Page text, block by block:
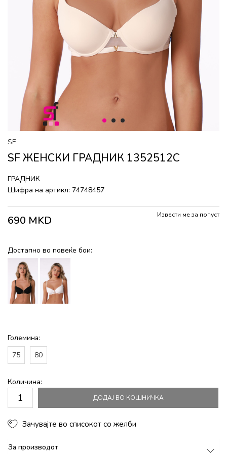
1 2 3
SF
SF ЖЕНСКИ ГРАДНИК 1352512C
ГРАДНИК
Шифра на артикл: 74748457
690 MKD Извести ме за попуст
Достапно во повеќе бои:
Големина:
75
80
Количина:
ДОДАЈ ВО КОШНИЧКА
Зачувајте во списокот со желби
За производот